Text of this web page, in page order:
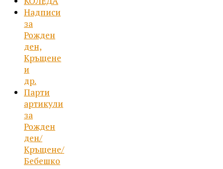
Надписи
за
Рожден
ден,
Кръщене
и
др.
Парти
артикули
за
Рожден
ден/
Кръщене/
Бебешко